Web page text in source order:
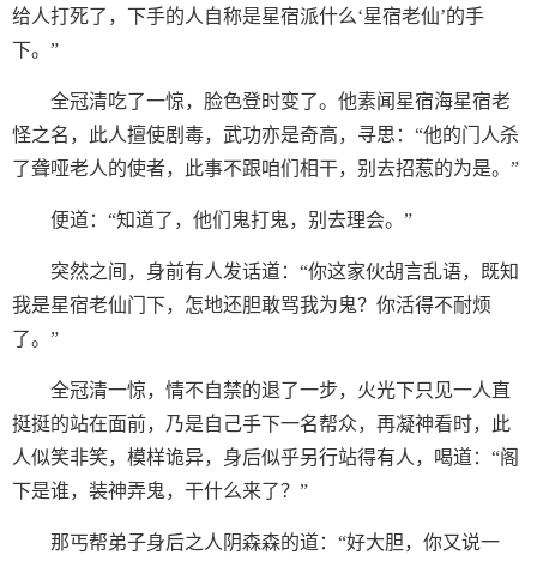
给人打死了，下手的人自称是星宿派什么‘星宿老仙’的手
下。”
全冠清吃了一惊，脸色登时变了。他素闻星宿海星宿老
怪之名，此人擅使剧毒，武功亦是奇高，寻思：“他的门人杀
了聋哑老人的使者，此事不跟咱们相干，别去招惹的为是。”
便道：“知道了，他们鬼打鬼，别去理会。”
突然之间，身前有人发话道：“你这家伙胡言乱语，既知
我是星宿老仙门下，怎地还胆敢骂我为鬼？你活得不耐烦
了。”
全冠清一惊，情不自禁的退了一步，火光下只见一人直
挺挺的站在面前，乃是自己手下一名帮众，再凝神看时，此
人似笑非笑，模样诡异，身后似乎另行站得有人，喝道：“阁
下是谁，装神弄鬼，干什么来了？”
那丐帮弟子身后之人阴森森的道：“好大胆，你又说一